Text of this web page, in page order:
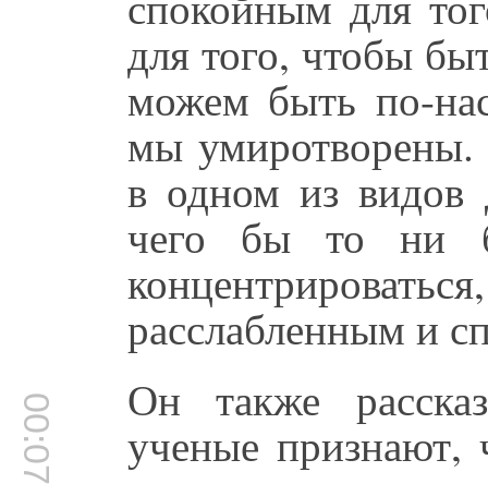
для того, чтобы
можем быть по-
мы умиротворены.
в одном из видов
чего бы то ни
расслабленным и
Он также
ученые признают,